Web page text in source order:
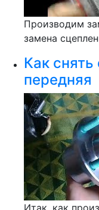
Производим
замена
Как
передняя
Итак, как